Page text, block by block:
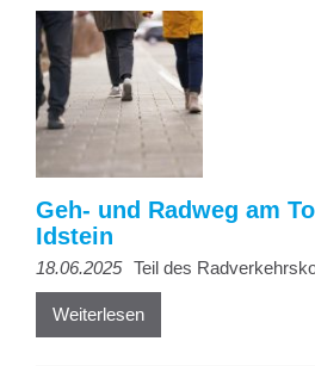
Geh- und Radweg am
Idstein
18.06.2025 Teil des
Weiterlesen